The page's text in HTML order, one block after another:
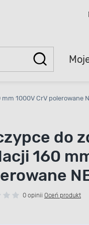
1000V CrV polerowane
do
160
0 opinii Oceń produkt